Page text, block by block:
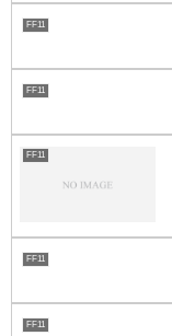
FF11
FF11
FF11
FF11
FF11